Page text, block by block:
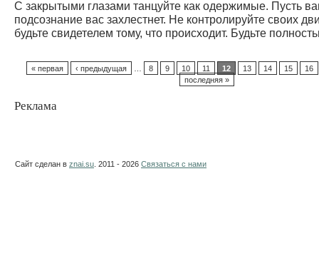
С закрытыми глазами танцуйте как одержимые. Пусть
подсознание вас захлестнет. Не контролируйте своих
будьте свидетелем тому, что происходит. Будьте
« первая ‹ предыдущая 8 9 10 11 12 13 14 15
16
последняя »
Реклама
Сайт сделан в znai.su . 2011 - 2026 Связаться с нами